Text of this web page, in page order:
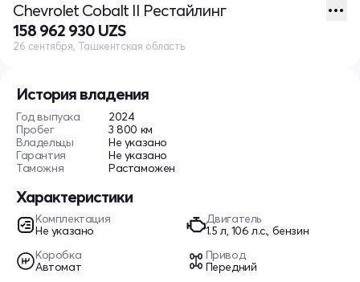
История владения
Год выпуска
2024
Пробег
3 800 км
Владельцы
Не указано
Гарантия
Не указано
Таможня
Растаможен
Характеристики
Комплектация
Не указано
Двигатель
1.5 л, 106 л.с., бензин
Коробка
Автомат
Привод
Передний
Chevrolet Cobalt II Рестайлинг
158 962 930 UZS
26 сентября, Ташкентская область